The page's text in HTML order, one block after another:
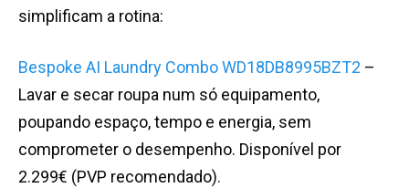
simplificam a rotina:
Bespoke AI Laundry Combo WD18DB8995BZT2 –
Lavar e secar roupa num só equipamento,
poupando espaço, tempo e energia, sem
comprometer o desempenho. Disponível por
2.299€ (PVP recomendado).